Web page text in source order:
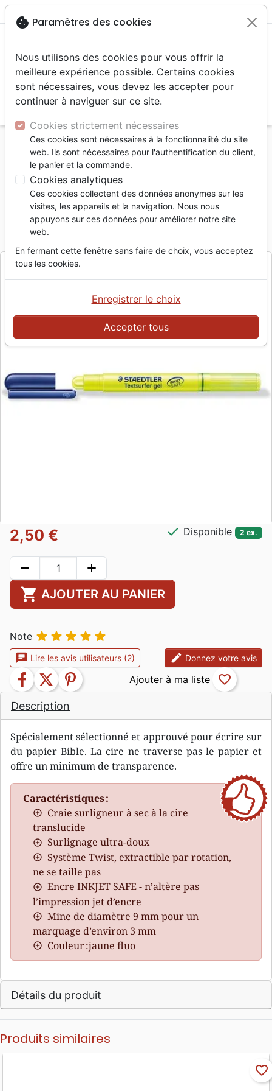
menu
Accueil Divers
Papeterie
Surligneur Staedtler à cire jaune - pour Bible
Surligneur Staedtler à cire jaune
pour Bible
RéférenceSTAE2641 EAN4007817264003
Staedtler
Description
Spécialement sélectionné et approuvé pour écrire sur
du papier Bible. La cire ne traverse pas le papier et
offre un minimum de transparence.
Caractéristiques :
Craie surligneur à sec à la cire
translucide
Surlignage ultra-doux
Système Twist, extractible par rotation,
ne se taille pas
Encre INKJET SAFE - n’altère pas
l’impression jet d’encre
Mine de diamètre 9 mm pour un
marquage d’environ 3 mm
Couleur :jaune fluo
Détails du produit
2,50 € check Disponible 2 ex.
remove add
shopping_cart AJOUTER AU PANIER
Note     
chat Lire les avis utilisateurs (2) edit Donnez votre avis
facebook twitter pinterest favorite_border
Produits similaires
favorite_border
cookie Paramètres des cookies
Nous utilisons des cookies pour vous offrir la
meilleure expérience possible. Certains cookies
sont nécessaires, vous devez les accepter pour
continuer à naviguer sur ce site.
Cookies strictement nécessaires
Ces cookies sont nécessaires à la fonctionnalité du site
web. Ils sont nécessaires pour l'authentification du client,
le panier et la commande.
Cookies analytiques
Ces cookies collectent des données anonymes sur les
visites, les appareils et la navigation. Nous nous
appuyons sur ces données pour améliorer notre site
web.
En fermant cette fenêtre sans faire de choix, vous acceptez
tous les cookies.
Accepter tous
Enregistrer le choix